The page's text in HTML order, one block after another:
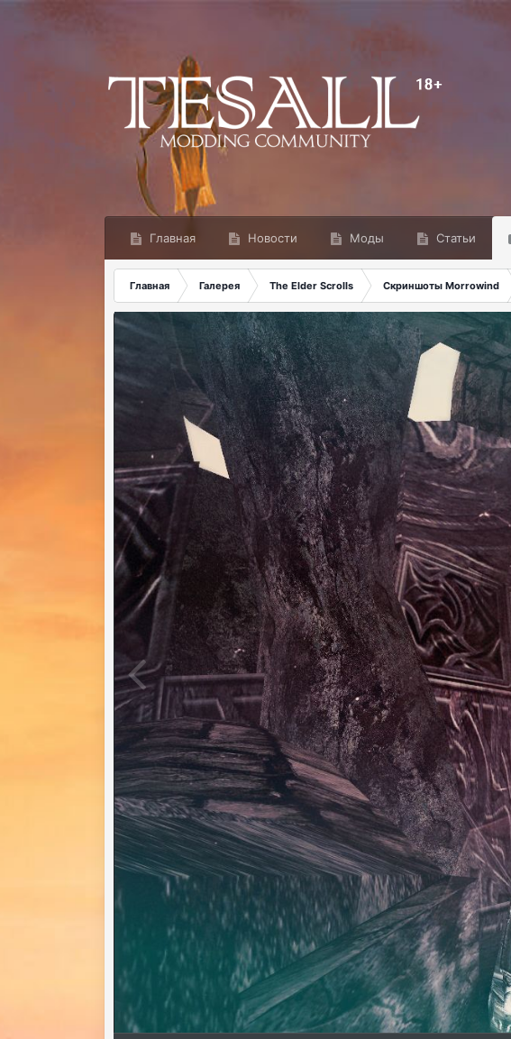
Главная Новости Моды Статьи
Главная Галерея The Elder Scrolls Скриншоты Morrowind